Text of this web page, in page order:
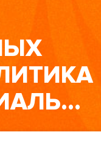
КОНФИДЕНЦИАЛЬНОСТИ)